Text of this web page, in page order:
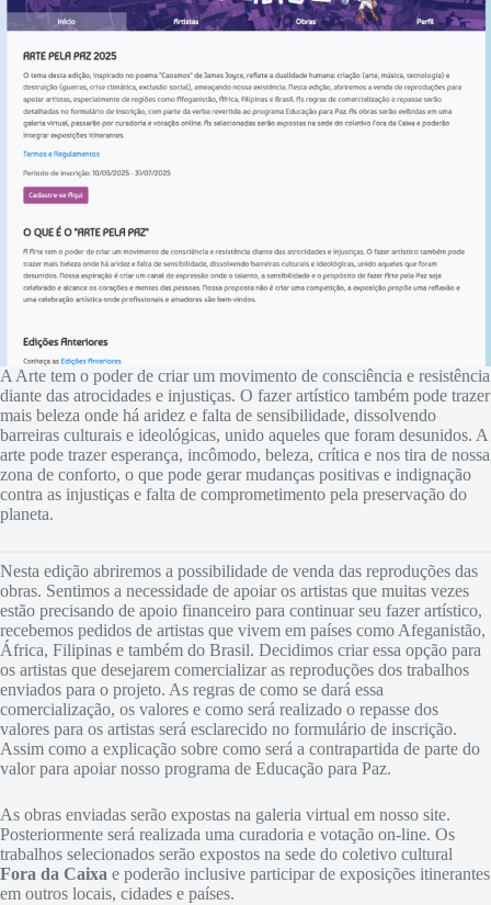
A Arte tem o poder de criar um movimento de consciência e resistência
diante das atrocidades e injustiças. O fazer artístico também pode trazer
mais beleza onde há aridez e falta de sensibilidade, dissolvendo
barreiras culturais e ideológicas, unido aqueles que foram desunidos. A
arte pode trazer esperança, incômodo, beleza, crítica e nos tira de nossa
zona de conforto, o que pode gerar mudanças positivas e indignação
contra as injustiças e falta de comprometimento pela preservação do
planeta.
Nesta edição abriremos a possibilidade de venda das reproduções das
obras. Sentimos a necessidade de apoiar os artistas que muitas vezes
estão precisando de apoio financeiro para continuar seu fazer artístico,
recebemos pedidos de artistas que vivem em países como Afeganistão,
África, Filipinas e também do Brasil. Decidimos criar essa opção para
os artistas que desejarem comercializar as reproduções dos trabalhos
enviados para o projeto. As regras de como se dará essa
comercialização, os valores e como será realizado o repasse dos
valores para os artistas será esclarecido no formulário de inscrição.
Assim como a explicação sobre como será a contrapartida de parte do
valor para apoiar nosso programa de Educação para Paz.
As obras enviadas serão expostas na galeria virtual em nosso site.
Posteriormente será realizada uma curadoria e votação on-line. Os
trabalhos selecionados serão expostos na sede do coletivo cultural
Fora da Caixa e poderão inclusive participar de exposições itinerantes
em outros locais, cidades e países.